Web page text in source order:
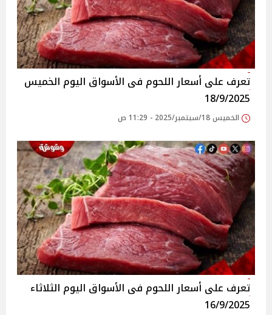
تعرف على أسعار اللحوم فى الأسواق‎‎ اليوم الخميس
18/9/2025
الخميس 18/سبتمبر/2025 - 11:29 ص
تعرف على أسعار اللحوم فى الأسواق‎‎ اليوم الثلاثاء
16/9/2025